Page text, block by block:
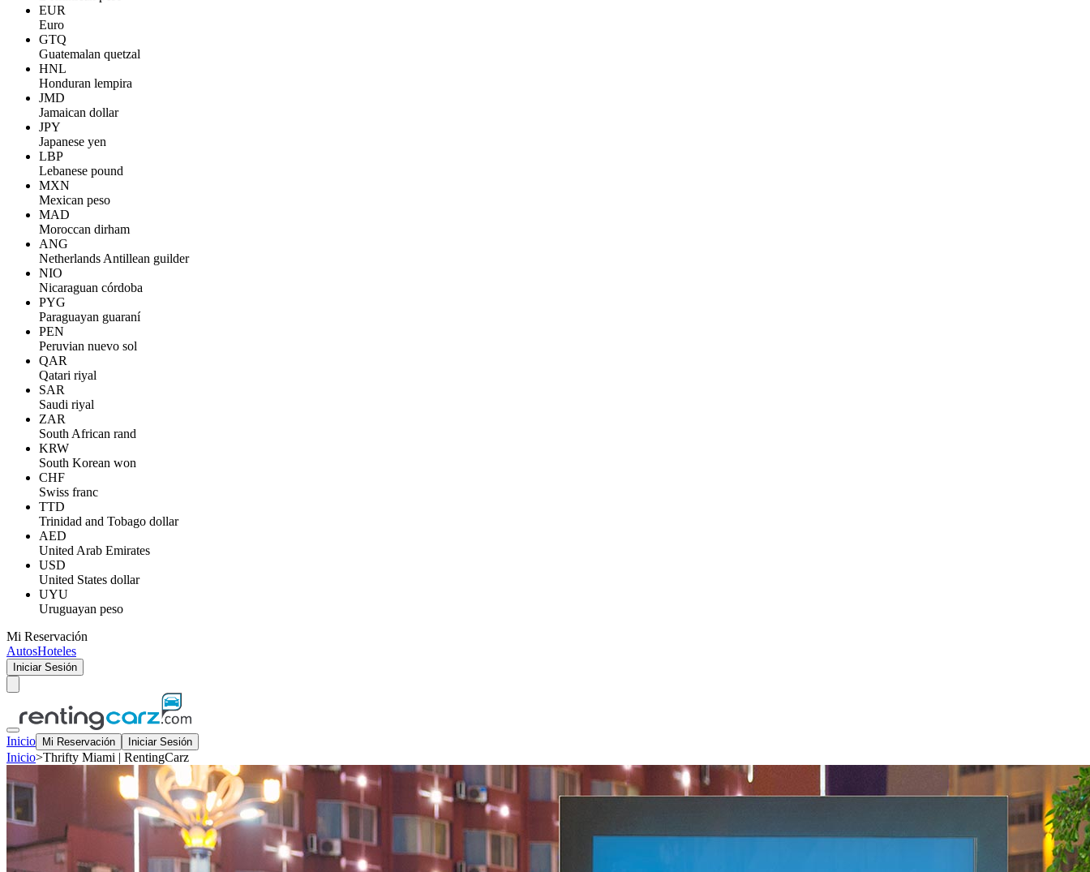
EUR
Euro
GTQ
Guatemalan quetzal
HNL
Honduran lempira
JMD
Jamaican dollar
JPY
Japanese yen
LBP
Lebanese pound
MXN
Mexican peso
MAD
Moroccan dirham
ANG
Netherlands Antillean guilder
NIO
Nicaraguan córdoba
PYG
Paraguayan guaraní
PEN
Peruvian nuevo sol
QAR
Qatari riyal
SAR
Saudi riyal
ZAR
South African rand
KRW
South Korean won
CHF
Swiss franc
TTD
Trinidad and Tobago dollar
AED
United Arab Emirates
USD
United States dollar
UYU
Uruguayan peso
Mi Reservación
AutosHoteles
Iniciar Sesión
Inicio Mi Reservación Iniciar Sesión
Inicio>Thrifty Miami | RentingCarz